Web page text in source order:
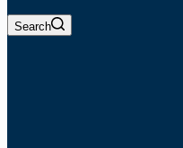
Search